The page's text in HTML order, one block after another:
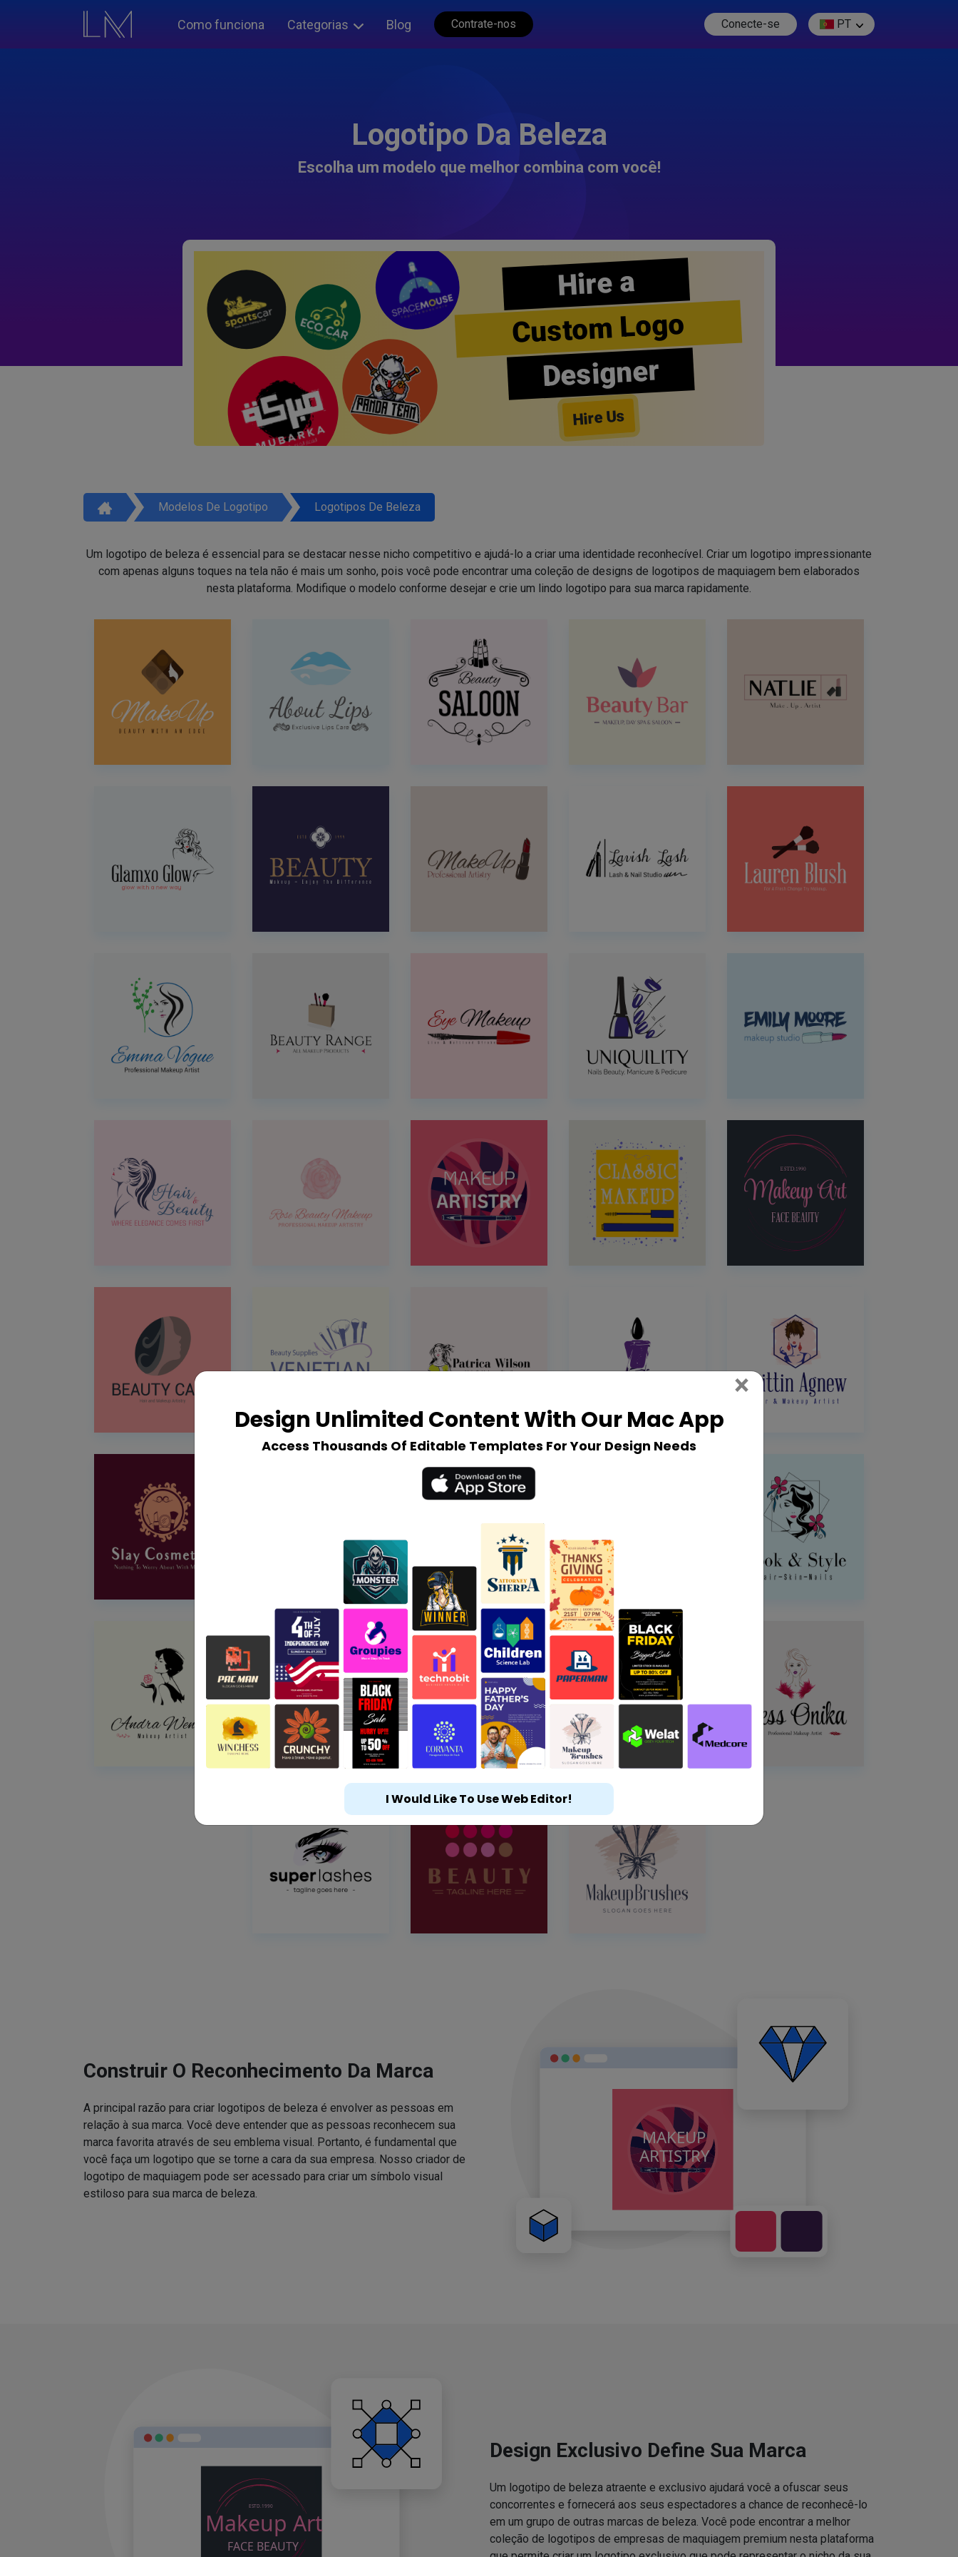
Como funciona Categorias Blog Contrate-nos Conecte-se PT
Logotipo Da Beleza
Escolha um modelo que melhor combina com você!
Hire a
Custom Logo
Designer
Hire Us
Modelos De Logotipo Logotipos De Beleza
Um logotipo de beleza é essencial para se destacar nesse nicho competitivo e ajudá-lo a criar uma identidade reconhecível. Criar um logotipo impressionante
com apenas alguns toques na tela não é mais um sonho, pois você pode encontrar uma coleção de designs de logotipos de maquiagem bem elaborados
nesta plataforma. Modifique o modelo conforme desejar e crie um lindo logotipo para sua marca rapidamente.
Construir O Reconhecimento Da Marca
A principal razão para criar logotipos de beleza é envolver as pessoas em
relação à sua marca. Você deve entender que as pessoas reconhecem sua
marca favorita através de seu emblema visual. Portanto, é fundamental que
você faça um logotipo que se torne a cara da sua empresa. Nosso criador de
logotipo de maquiagem pode ser acessado para criar um símbolo visual
estiloso para sua marca de beleza.
Design Exclusivo Define Sua Marca
Um logotipo de beleza atraente e exclusivo ajudará você a ofuscar seus
concorrentes e fornecerá aos seus espectadores a chance de reconhecê-lo
em um grupo de outras marcas de beleza. Você pode encontrar a melhor
coleção de logotipos de empresas de maquiagem premium nesta plataforma
Design Unlimited Content With Our Mac App
Access Thousands Of Editable Templates For Your Design Needs
× Close
I Would Like To Use Web Editor!